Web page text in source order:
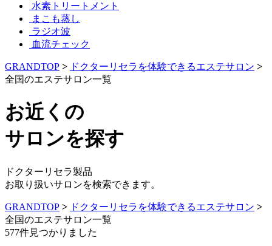
水素トリートメント
まこも蒸し
ラジオ波
血流チェック
GRANDTOP > ドクターリセラを体験できるエステサロン >
全国のエステサロン一覧
お近くの
サロンを探す
ドクターリセラ製品
お取り扱いサロンを検索できます。
GRANDTOP > ドクターリセラを体験できるエステサロン >
全国のエステサロン一覧
577件見つかりました